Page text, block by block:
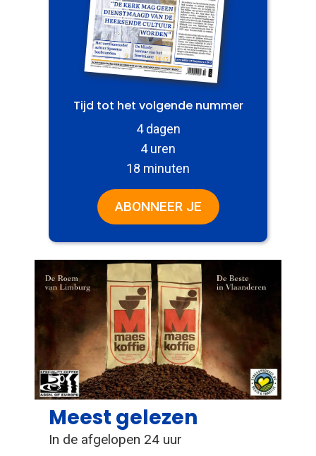
Tijd tot het volgende nummer
4 dagen
4 uren
18 minuten
ABONNEER JE
Meest gelezen
In de afgelopen 24 uur